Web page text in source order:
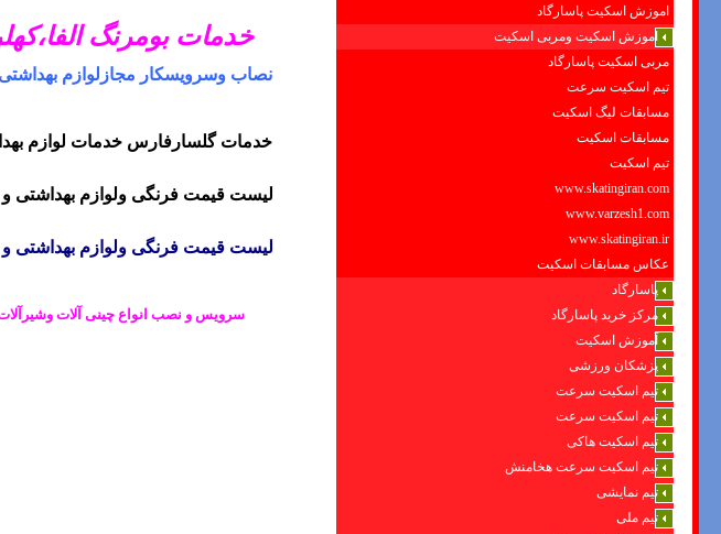
اموزش اسکیت پاسارگاد
اموزش اسکیت ومربی اسکیت
مربی اسکیت پاسارگاد
تیم اسکیت سرعت
مسابقات لیگ اسکیت
مسابقات اسکیت
تیم اسکیت
www.skatingiran.com
www.varzesh1.com
www.skatingiran.ir
عکاس مسابقات اسکیت
پاسارگاد
مرکز خرید پاسارگاد
آموزش اسکیت
پزشکان ورزشی
تیم اسکیت سرعت
تیم اسکیت سرعت
تیم اسکیت هاکی
تیم اسکیت سرعت هخامنش
تیم نمایشی
تیم ملی
خدمات بومرنگ الفا،
نصاب وسرویسکار مجازلوازم
خدمات گلسارفارس خدمات لوازم
لیست قیمت فرنگی ولوازم بهداشتی
لیست قیمت فرنگی ولوازم بهداشتی
سرویس و نصب انواع چینی آلات